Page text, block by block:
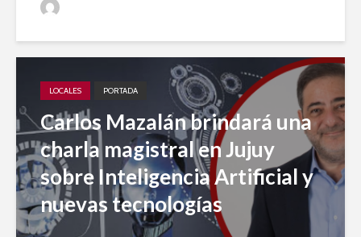
LOCALES PORTADA
Carlos Mazalán brindará una
charla magistral en Jujuy
sobre Inteligencia Artificial y
nuevas tecnologías